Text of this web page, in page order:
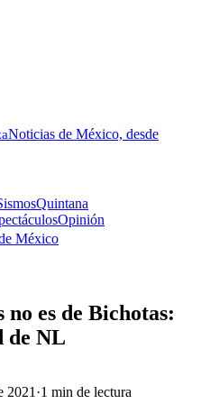
Noticias de México, desde
Quintana
Opinión
México
es de Bichotas:
de NL
2021 ·1 min de lectura